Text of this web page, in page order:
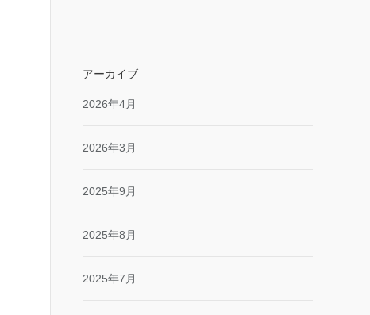
アーカイブ
2026年4月
2026年3月
2025年9月
2025年8月
2025年7月